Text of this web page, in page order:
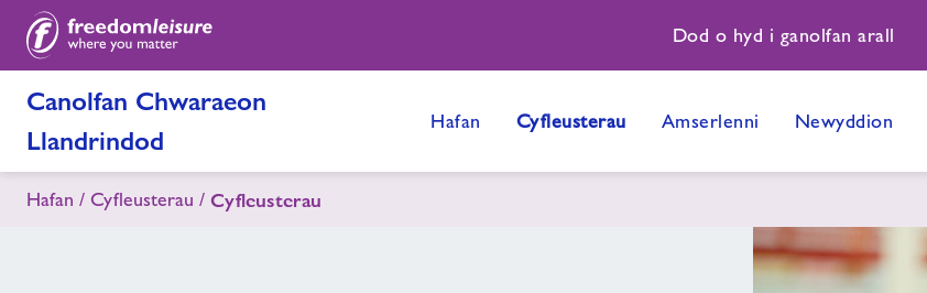
Dod o hyd i ganolfan arall
Canolfan Chwaraeon
Llandrindod
Hafan Cyfleusterau Amserlenni Newyddion
Hafan Cyfleusterau Cyfleusterau